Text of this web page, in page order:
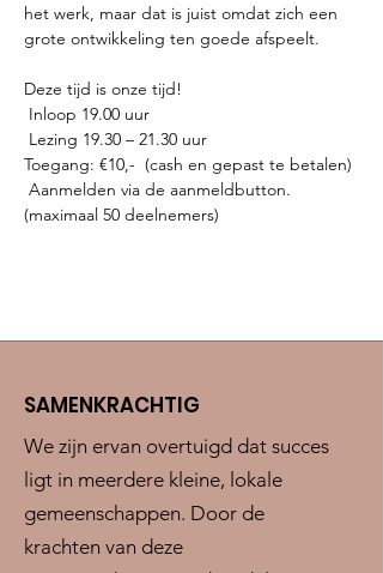
het werk, maar dat is juist omdat zich een
grote ontwikkeling ten goede afspeelt.
Deze tijd is onze tijd!
Inloop 19.00 uur
Lezing 19.30 – 21.30 uur
Toegang: €10,-  (cash en gepast te betalen)
Aanmelden via de aanmeldbutton.
(maximaal 50 deelnemers)
SAMENKRACHTIG
We zijn ervan overtuigd dat succes
ligt in meerdere kleine, lokale
gemeenschappen. Door de
krachten van deze